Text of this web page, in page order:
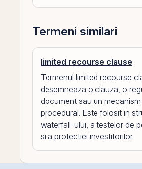
Termeni similari
limited recourse clause
Termenul limited recourse
desemneaza o clauza, o
document sau un mecanism
procedural. Este folosit in
waterfall-ului, a testelor de
si a protectiei investitorilor.